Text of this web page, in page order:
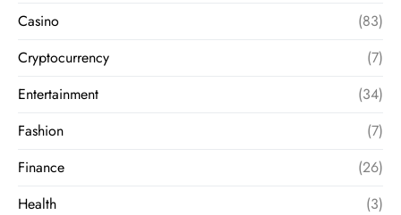
Casino
(83)
Cryptocurrency
(7)
Entertainment
(34)
Fashion
(7)
Finance
(26)
Health
(3)